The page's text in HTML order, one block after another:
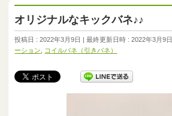
オリジナルなキックバネ♪♪
投稿日 : 2022年3月9日 最終更新日時 : 2022年3月9日
ーション
コイルバネ（引きバネ）